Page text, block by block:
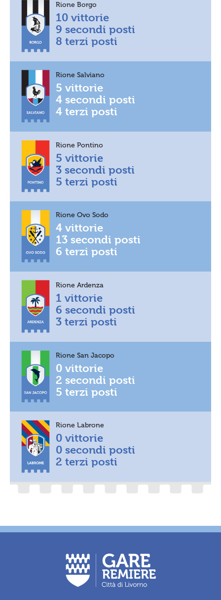
Rione Borgo
10 vittorie
9 secondi posti
8 terzi posti
Rione Salviano
5 vittorie
4 secondi posti
4 terzi posti
Rione Pontino
5 vittorie
3 secondi posti
5 terzi posti
Rione Ovo Sodo
4 vittorie
13 secondi posti
6 terzi posti
Rione Ardenza
1 vittorie
6 secondi posti
3 terzi posti
Rione San Jacopo
0 vittorie
2 secondi posti
5 terzi posti
Rione Labrone
0 vittorie
0 secondi posti
2 terzi posti